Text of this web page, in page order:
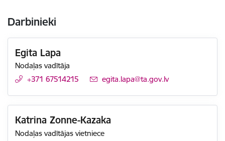
Darbinieki
Egita Lapa
Nodaļas vadītāja
+371 67514215
E-pasts:
egita.lapa@ta.gov.lv
Katrina Zonne-Kazaka
Nodaļas vadītājas vietniece